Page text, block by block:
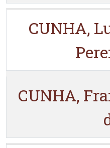
CUNHA,
CUNHA,